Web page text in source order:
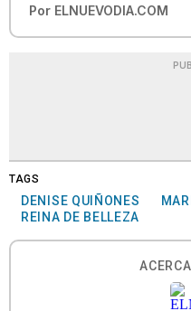
Por ELNUEVODIA.COM
TAGS
DENISE QUIÑONES
REINA DE BELLEZA